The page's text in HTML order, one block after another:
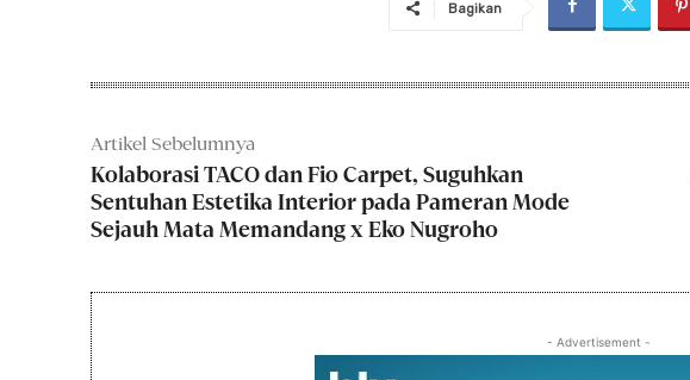
Bagikan
Artikel Sebelumnya
Kolaborasi TACO dan Fio Carpet, Suguhkan
Sentuhan Estetika Interior pada Pameran Mode
Sejauh Mata Memandang x Eko Nugroho
- Advertisement -